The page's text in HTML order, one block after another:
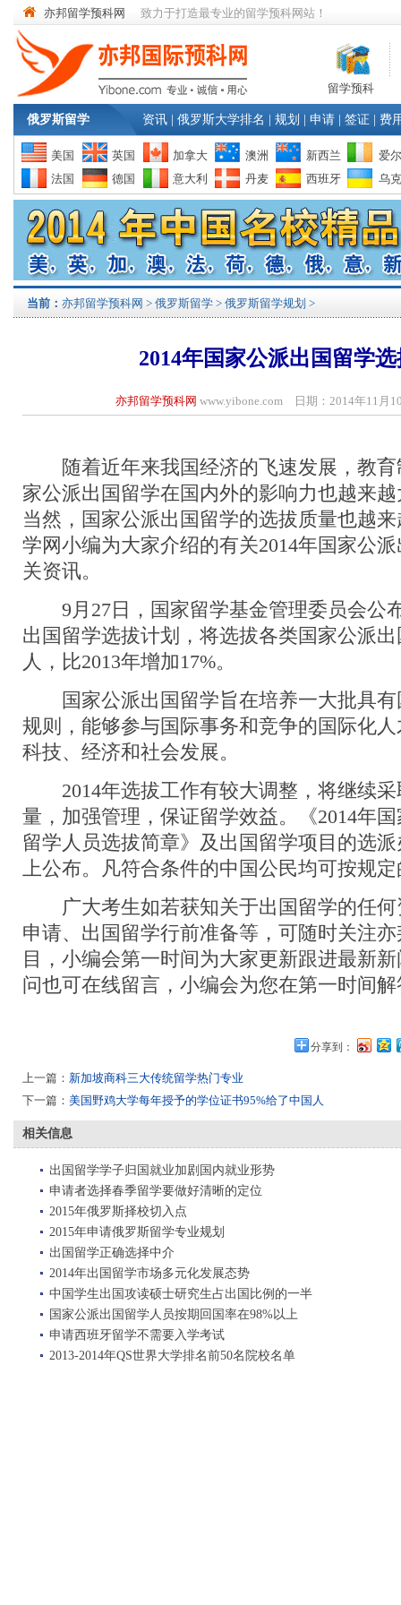
亦邦留学预科网 致力于打造最专业的留学预科网站！
留学预科
俄罗斯留学 资讯 俄罗斯大学排名 规划 申请 签证 费
美国 英国 加拿大 澳洲 新西兰
爱
法国
德国 意大利 丹麦 西班牙 乌
当前： 亦邦留学预科网 > 俄罗斯留学 > 俄罗斯留学规划 >
2014年国家公派出国留学
亦邦留学预科网 www.yibone.com 日期：2014年11月
随着近年来我国经济的飞速发展，教育
家公派出国留学在国内外的影响力也越来
当然，国家公派出国留学的选拔质量也越
学网小编为大家介绍的有关2014年国家公
关资讯。
9月27日，国家留学基金管理委员会公
出国留学选拔计划，将选拔各类国家公派出
人，比2013年增加17%。
国家公派出国留学旨在培养一大批具有
规则，能够参与国际事务和竞争的国际化
科技、经济和社会发展。
2014年选拔工作有较大调整，将继续采
量，加强管理，保证留学效益。《2014年
留学人员选拔简章》及出国留学项目的选
上公布。凡符合条件的中国公民均可按规
广大考生如若获知关于出国留学的任何
申请、出国留学行前准备等，可随时关注
目，小编会第一时间为大家更新跟进最新
问也可在线留言，小编会为您在第一时间
分享到：
上一篇： 新加坡商科三大传统留学热门专业
下一篇： 美国野鸡大学每年授予的学位证书95%给了中国人
相关信息
出国留学学子归国就业加剧国内就业形势
申请者选择春季留学要做好清晰的定位
2015年俄罗斯择校切入点
2015年申请俄罗斯留学专业规划
出国留学正确选择中介
2014年出国留学市场多元化发展态势
中国学生出国攻读硕士研究生占出国比例的一半
国家公派出国留学人员按期回国率在98%以上
申请西班牙留学不需要入学考试
2013-2014年QS世界大学排名前50名院校名单